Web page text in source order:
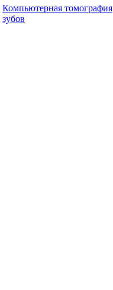
Компьютерная томография
зубов